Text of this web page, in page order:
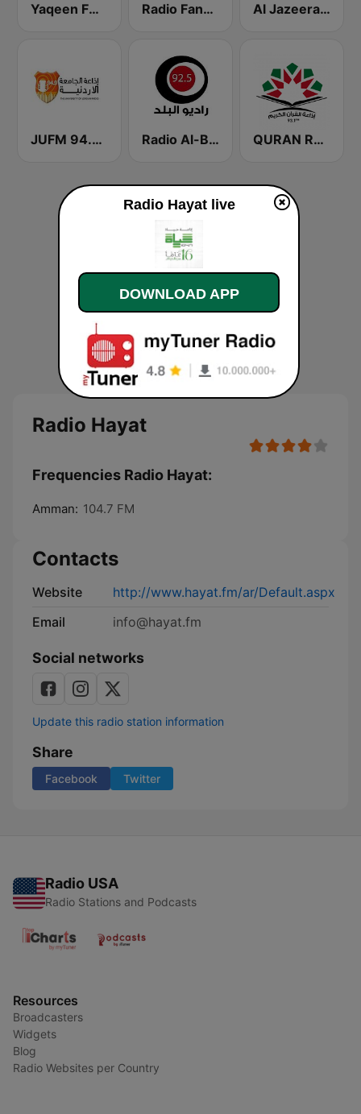
Yaqeen FM 103.7 (يقين) Radio Fann (راديو فن) Al Jazeera Arabic (قناة الجزيرة)
JUFM 94.9 (إذاعة الجامعة الأردنية) Radio Al-Balad 92.5 (راديو البلد) QURAN RADIO (إذاعة القران الكريم)
Radio Hayat
Frequencies Radio Hayat:
Amman: 104.7 FM
Contacts
Website
http://www.hayat.fm/ar/Default.aspx
Email
info@hayat.fm
Social networks
Update this radio station information
Share
Facebook Twitter
Radio USA
Radio Stations and Podcasts
Resources
Broadcasters
Widgets
Blog
Radio Websites per Country
Radio Hayat live
DOWNLOAD APP